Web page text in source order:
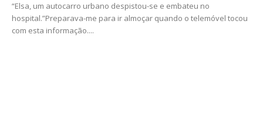
“Elsa, um autocarro urbano despistou-se e embateu no
hospital.”Preparava-me para ir almoçar quando o telemóvel tocou
com esta informação....